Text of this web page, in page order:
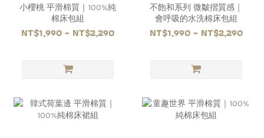
小櫻桃 平滑棉質｜100%純
棉床包組
NT$1,990 ~ NT$2,290
不飽和系列 微皺摺質感｜
會呼吸的水洗棉床包組
NT$1,990 ~ NT$2,290